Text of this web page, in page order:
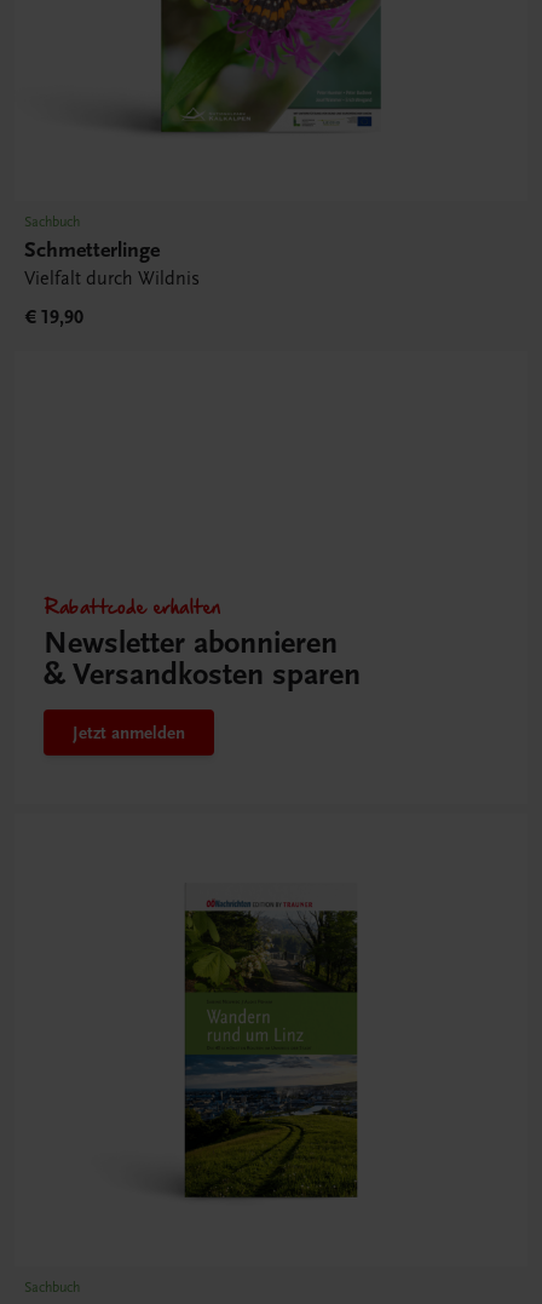
Sachbuch
Schmetterlinge
Vielfalt durch Wildnis
€ 19,90
Rabattcode erhalten
Newsletter abonnieren
& Versandkosten sparen
Jetzt anmelden
Sachbuch